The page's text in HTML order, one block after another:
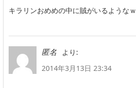
キラリンおめめの中に賊がいるようなｗ
匿名
より:
2014年3月13日 23:34